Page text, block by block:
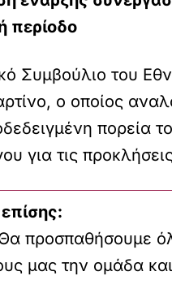
περίοδο
Συμβούλιο του
ο οποίος
πορεία
για τις
προσπαθήσουμε
μας την ομάδα